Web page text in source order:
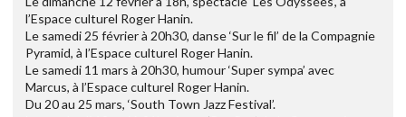
l’Espace culturel Roger Hanin.
Le samedi 25 février à 20h30, danse ‘Sur le fil’ de la Compagnie
Pyramid, à l’Espace culturel Roger Hanin.
Le samedi 11 mars à 20h30, humour ‘Super sympa’ avec
Marcus, à l’Espace culturel Roger Hanin.
Du 20 au 25 mars, ‘South Town Jazz Festival’.